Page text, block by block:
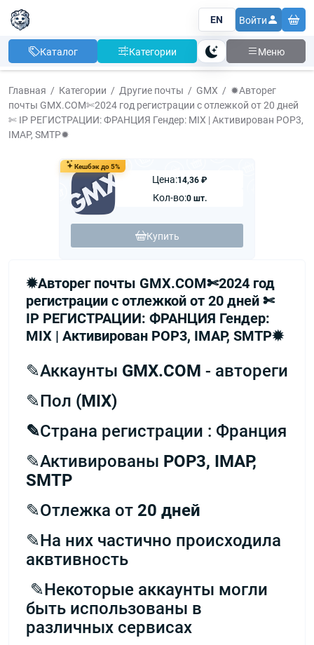
EN Войти
Каталог Категории Тема Меню
Главная Категории Другие почты GMX
✹Авторег
почты GMX.COM✄2024 год регистрации с отлежкой от 20 дней
✄ IP РЕГИСТРАЦИИ: ФРАНЦИЯ Гендер: MIX | Активирован POP3,
IMAP, SMTP✹
Кешбэк до 5%
Цена:14,36 ₽
Кол-во:0 шт.
Купить
✹Авторег почты GMX.COM✄2024 год
регистрации с отлежкой от 20 дней ✄
IP РЕГИСТРАЦИИ: ФРАНЦИЯ Гендер:
MIX | Активирован POP3, IMAP, SMTP✹
✎Аккаунты GMX.COM - автореги
✎Пол (MIX)
✎Страна регистрации : Франция
✎Активированы POP3, IMAP,
SMTP
✎Отлежка от 20 дней
✎На них частично происходила
аквтивность
✎Некоторые аккаунты могли
быть использованы в
различных сервисах